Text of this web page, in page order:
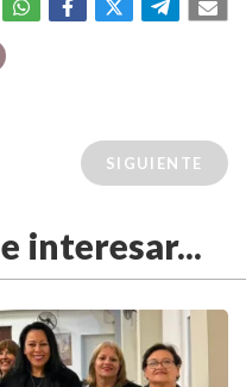
SIGUIENTE
interesar...